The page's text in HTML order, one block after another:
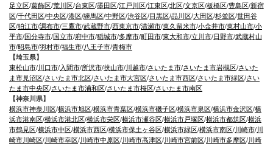
足立区/葛飾区/荒川区/台東区/墨田区/江戸川区/江東区/北区/文京区/板橋区/豊島区/新宿
区/千代田区/中央区/港区/練馬区/中野区/渋谷区/目黒区/品川区/大田区/杉並区/世田谷
区/狛江市/調布市/三鷹市/武蔵野市/西東京市/清瀬市/東久留米市/小金井市/東村山市/小
平市/国分寺市/国立市/府中市/稲城市/多摩市/町田市/東大和市/立川市/日野市/武蔵村山
市/昭島市/羽村市/福生市/八王子市/青梅市
【埼玉県】
東松山市/川口市/入間市/所沢市/挟山市/川越市/さいたま市/さいたま市岩槻区/さいた
ま市見沼区/さいたま市北区/さいたま市大宮区/さいたま市西区/さいたま市緑区/さい
たま市中央区/さいたま市浦和区/さいたま市桜区/さいたま市南区
【神奈川県】
横浜市神奈川区/横浜市旭区/横浜市青葉区/横浜市磯子区/横浜市泉区/横浜市金沢区/横
浜市港南区/横浜市港北区/横浜市栄区/横浜市瀬谷区/横浜市戸塚区/横浜市都筑区/横浜
市鶴見区/横浜市中区/横浜市西区/横浜市保土ヶ谷区/横浜市緑区/横浜市南区/川崎市/川
崎市川崎区/川崎市幸区/川崎市中原区/川崎市高津区/川崎市宮前区/川崎市多摩区/川崎